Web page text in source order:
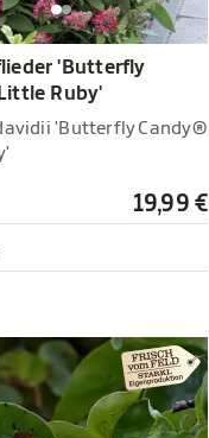
'Butterfly
Ruby'
'Butterfly Candy®
19,99 €